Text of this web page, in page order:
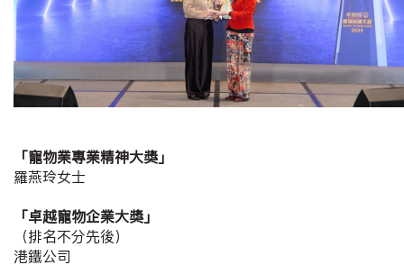
「寵物業專業精神大獎」
羅燕玲女士
「卓越寵物企業大獎」
（排名不分先後）
港鐵公司